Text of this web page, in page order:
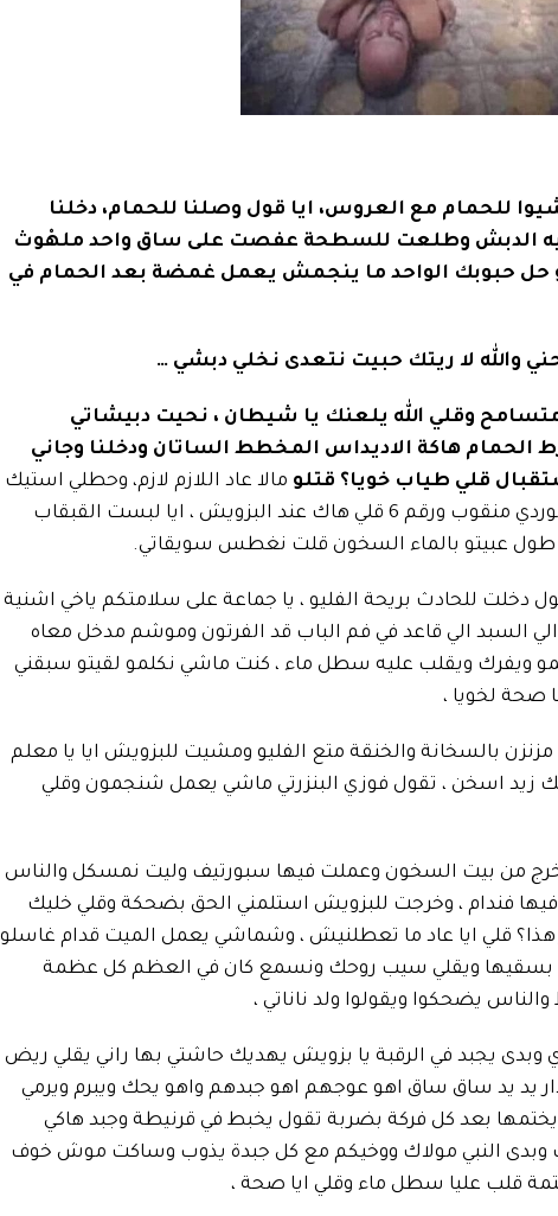
للحمام مع العروس، ايا قول وصلنا للحمام، دخلنا
فيه الدبش وطلعت للسطحة عفصت على ساق واحد ملهْوث
حل حبوبك الواحد ما ينجمش يعمل غمضة بعد الحمام في
والله لا ريتك حبيت نتعدى نخلي دبشي …
وقلي الله يلعنك يا شيطان ، نحيت دبيشاتي
الحمام هاكة الاديداس المخطط الساتان ودخلنا وجاني
قلي طياب خويا؟ قتلو مالا عاد اللازم لازم، وحطلي استيك
في يدي فيه صوردي منقوب ورقم 6 قلي هاك عند البزويش ، ايا لبست القبقاب
طول عبيتو بالماء السخون قلت نغطس سويقاتي.
للحادث بريحة الفليو ، يا جماعة على سلامتكم ياخي اشنية
السبد الي قاعد في فم الباب قد الفرتون وموشم مدخل معاه
ويفرك ويقلب عليه سطل ماء ، كنت ماشي نكلمو لقيتو سبقني
صحة لخويا ،
بالسخانة والخنقة متع الفليو ومشيت للبزويش ايا يا معلم
زيد اسخن ، تقول فوزي البنزرتي ماشي يعمل شنجمون وقلي
خرج من بيت السخون وعملت فيها سبورتيف وليت نمسكل والناس
فندام ، وخرجت للبزويش استلمني الحق بضحكة وقلي خليك
قلي ايا عاد ما تعطلنيش ، وشماشي يعمل الميت قدام غاسلو
ويقلي سيب روحك ونسمع كان في العظم كل عظمة
يضحكوا ويقولوا ولد ناناتي ،
يجبد في الرقبة يا بزويش يهديك حاشتي بها راني يقلي ريض
يد يد ساق ساق اهو عوجهم اهو جبدهم واهو يحك ويبرم ويرمي
بعد كل فركة بضربة تقول يخبط في قرنيطة وجبد هاكي
وبدى النبي مولاك ووخيكم مع كل جبدة يذوب وساكت موش خوف
قلب عليا سطل ماء وقلي ايا صحة ،